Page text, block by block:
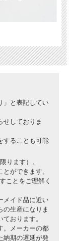
」と表記してい
せしておりま
することも可能
ります）。
ができます。
ことをご理解く
メイド品に近い
の生産になりま
おります。
。メーカーの都
納期の遅延が発